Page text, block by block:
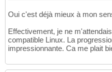
Oui c'est déjà mieux à mon
Effectivement, je ne
compatible Linux. La
impressionnante. Ca me plait